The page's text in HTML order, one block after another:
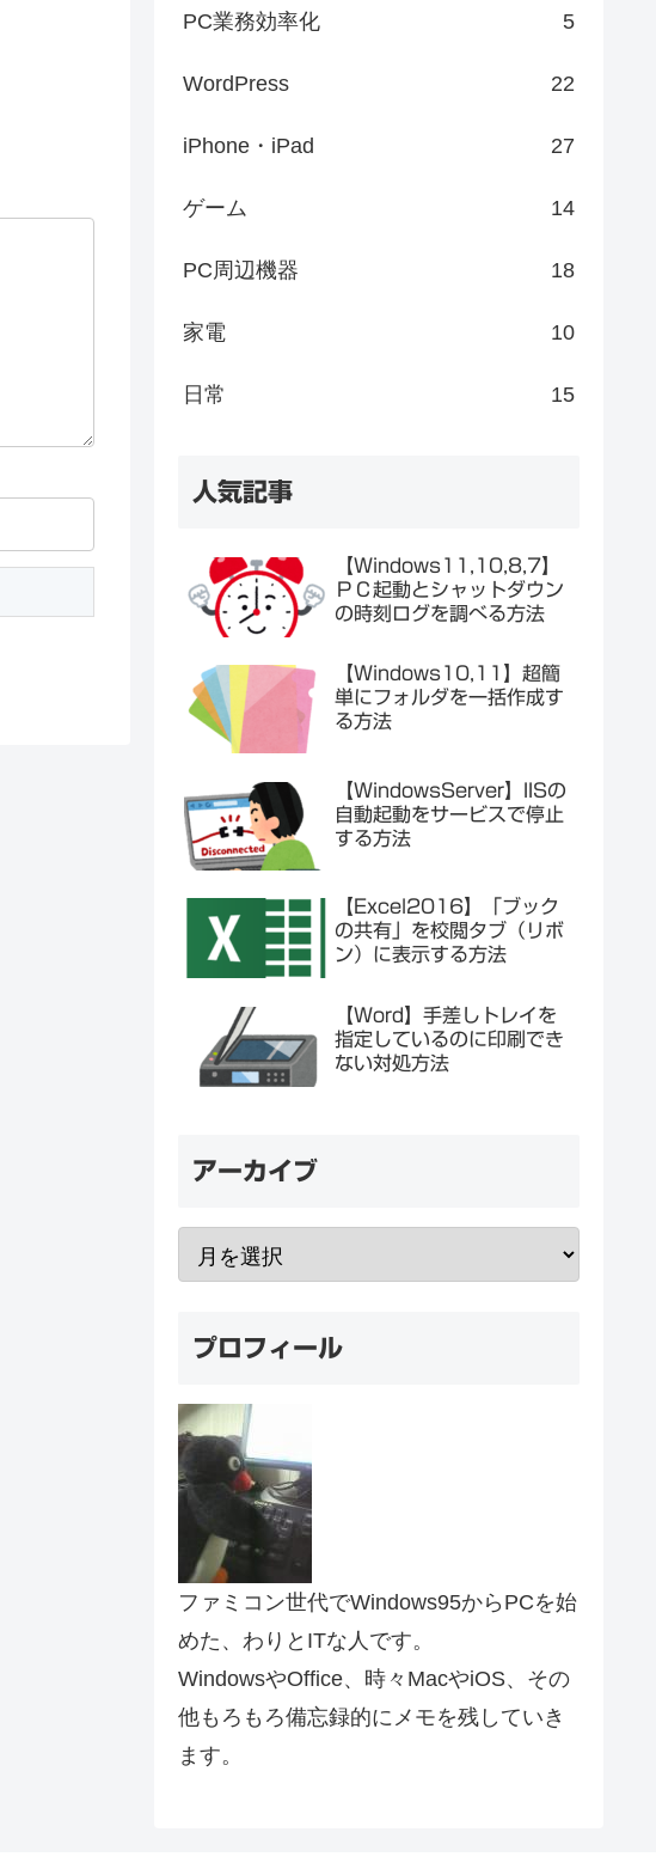
PC業務効率化 5
WordPress 22
iPhone・iPad 27
ゲーム 14
PC周辺機器 18
家電 10
日常 15
人気記事
【Windows11,10,8,7】
ＰＣ起動とシャットダウン
の時刻ログを調べる方法
【Windows10,11】超簡
単にフォルダを一括作成す
る方法
【WindowsServer】IISの
自動起動をサービスで停止
する方法
【Excel2016】「ブック
の共有」を校閲タブ（リボ
ン）に表示する方法
【Word】手差しトレイを
指定しているのに印刷でき
ない対処方法
アーカイブ
プロフィール
ファミコン世代でWindows95からPCを始
めた、わりとITな人です。
WindowsやOffice、時々MacやiOS、その
他もろもろ備忘録的にメモを残していき
ます。